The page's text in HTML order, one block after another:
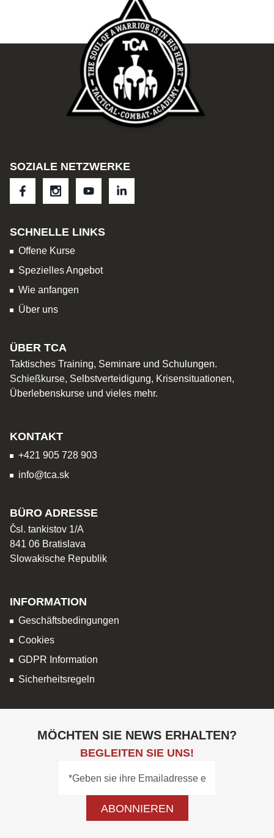
SOZIALE NETZWERKE
SCHNELLE LINKS
Offene Kurse
Spezielles Angebot
Wie anfangen
Über uns
ÜBER TCA
Taktisches Training, Seminare und Schulungen.
Schießkurse, Selbstverteidigung, Krisensituationen,
Überlebenskurse und vieles mehr.
KONTAKT
+421 905 728 903
info@tca.sk
BÜRO ADRESSE
Čsl. tankistov 1/A
841 06 Bratislava
Slowakische Republik
INFORMATION
Geschäftsbedingungen
Cookies
GDPR Information
Sicherheitsregeln
MÖCHTEN SIE NEWS ERHALTEN?
BEGLEITEN SIE UNS!
ABONNIEREN